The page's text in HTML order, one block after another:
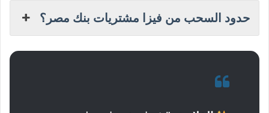
حدود السحب من فيزا مشتريات بنك مصر؟